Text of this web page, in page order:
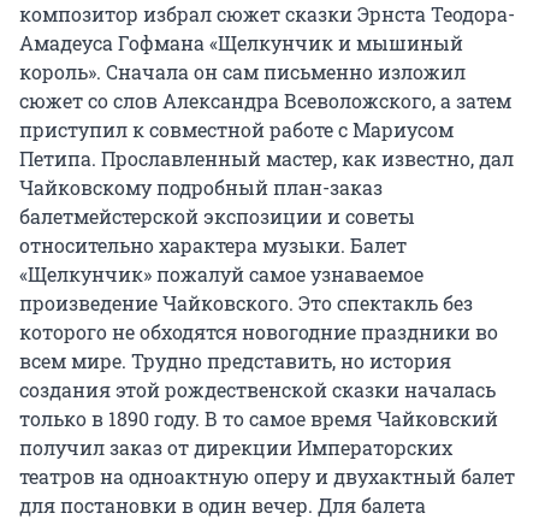
композитор избрал сюжет сказки Эрнста Теодора-
Амадеуса Гофмана «Щелкунчик и мышиный
король». Сначала он сам письменно изложил
сюжет со слов Александра Всеволожского, а затем
приступил к совместной работе с Мариусом
Петипа. Прославленный мастер, как известно, дал
Чайковскому подробный план-заказ
балетмейстерской экспозиции и советы
относительно характера музыки. Балет
«Щелкунчик» пожалуй самое узнаваемое
произведение Чайковского. Это спектакль без
которого не обходятся новогодние праздники во
всем мире. Трудно представить, но история
создания этой рождественской сказки началась
только в 1890 году. В то самое время Чайковский
получил заказ от дирекции Императорских
театров на одноактную оперу и двухактный балет
для постановки в один вечер. Для балета